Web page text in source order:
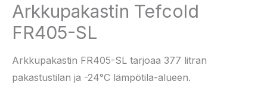
Arkkupakastin Tefcold
FR405-SL
Arkkupakastin FR405-SL tarjoaa 377 litran
pakastustilan ja -24°C lämpötila-alueen.